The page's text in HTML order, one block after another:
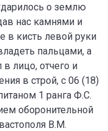
о землю
нас камнями и
в кисть левой руки
пальцами, а
лицо, отчего и
в строй, с 06 (18)
1 ранга Ф.С.
оборонительной
В.М.